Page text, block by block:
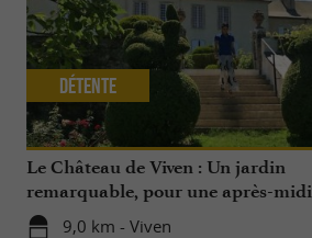
Le Château de Viven : Un jardin
remarquable, pour une après-midi
exquise …
9,0 km - Viven
Détente